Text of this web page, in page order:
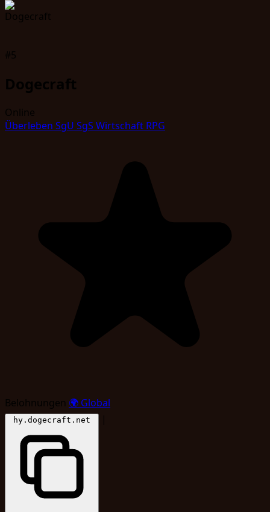
#5
Dogecraft
Online
Überleben SgU SgS Wirtschaft RPG
Belohnungen 🌍 Global
hy.dogecraft.net |